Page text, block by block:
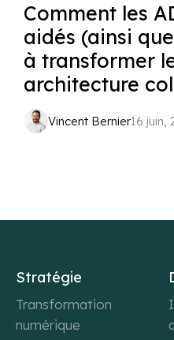
Comment les
aidés (ainsi
à transformer
architecture
Vincent Bernier16 juin,
Stratégie
Transformation
numérique